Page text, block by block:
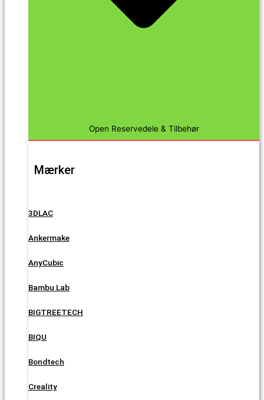
Open Reservedele & Tilbehør
Mærker
3DLAC
Ankermake
AnyCubic
Bambu Lab
BIGTREETECH
BIQU
Bondtech
Creality